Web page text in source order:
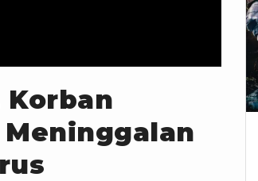
Korban
Meninggalan